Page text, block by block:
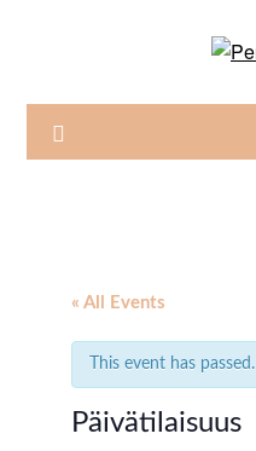
« All Events
This event has passed.
Päivätilaisuus